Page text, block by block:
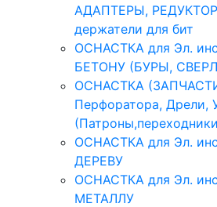
АДАПТЕРЫ,
держатели для бит
ОСНАСТКА для Эл.
БЕТОНУ (БУРЫ,
ОСНАСТКА
Перфоратора, Дрели,
ОСНАСТКА для Эл.
ДЕРЕВУ
ОСНАСТКА для Эл.
МЕТАЛЛУ